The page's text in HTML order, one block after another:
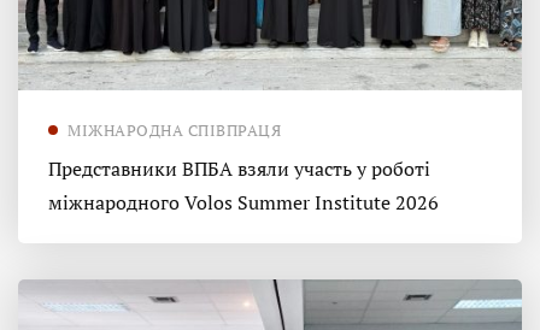
МІЖНАРОДНА СПІВПРАЦЯ
Представники ВПБА взяли участь у роботі
міжнародного Volos Summer Institute 2026